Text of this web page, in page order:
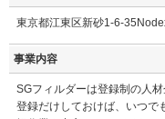
東京都江東区新砂1-6-
事業内容
SGフィルダーは登録制の人材
登録だけしておけば、いつで